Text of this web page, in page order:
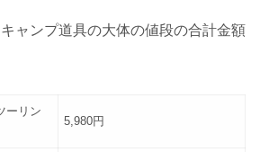
ャンプ道具の大体の値段の合計金額
ーリン
5,980円